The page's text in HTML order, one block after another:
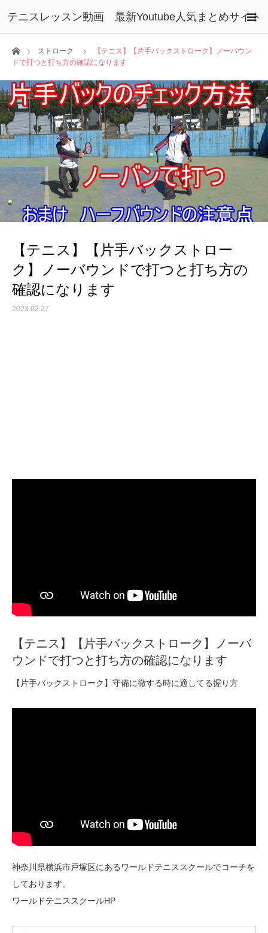
テニスレッスン動画 最新Youtube人気まとめサイト
ホームストローク
【テニス】【片手バックストローク】ノーバウン
ドで打つと打ち方の確認になります
【テニス】【片手バックストロー
ク】ノーバウンドで打つと打ち方の
確認になります
2023.02.27
【テニス】【片手バックストローク】ノーバ
ウンドで打つと打ち方の確認になります
【片手バックストローク】守備に徹する時に適してる握り方
神奈川県横浜市戸塚区にあるワールドテニススクールでコーチを
しております。
ワールドテニススクールHP